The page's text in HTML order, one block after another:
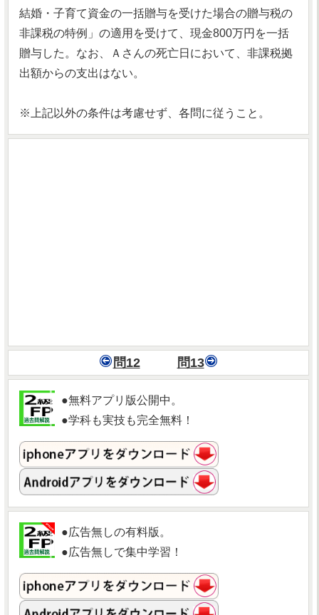
結婚・子育て資金の一括贈与を受けた場合の贈与税の
非課税の特例」の適用を受けて、現金800万円を一括
贈与した。なお、Ａさんの死亡日において、非課税拠
出額からの支出はない。
※上記以外の条件は考慮せず、各問に従うこと。
問12 問13
●無料アプリ版公開中。
●学科も実技も完全無料！
●広告無しの有料版。
●広告無しで集中学習！